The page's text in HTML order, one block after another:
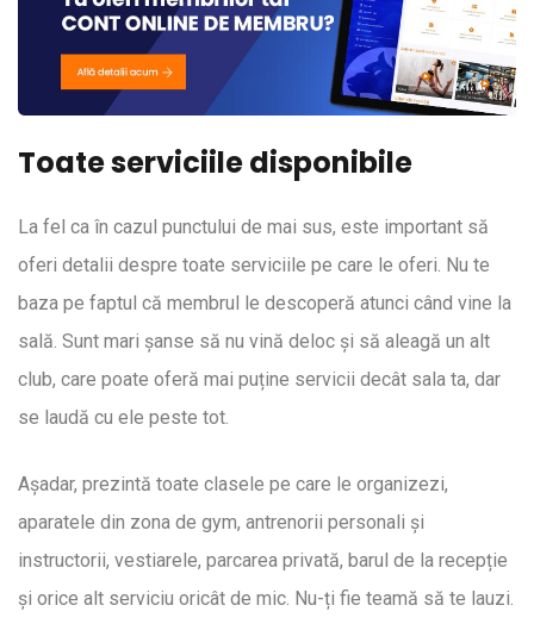
Toate serviciile disponibile
La fel ca în cazul punctului de mai sus, este important să
oferi detalii despre toate serviciile pe care le oferi. Nu te
baza pe faptul că membrul le descoperă atunci când vine la
sală. Sunt mari șanse să nu vină deloc și să aleagă un alt
club, care poate oferă mai puține servicii decât sala ta, dar
se laudă cu ele peste tot.
Așadar, prezintă toate clasele pe care le organizezi,
aparatele din zona de gym, antrenorii personali și
instructorii, vestiarele, parcarea privată, barul de la recepție
și orice alt serviciu oricât de mic. Nu-ți fie teamă să te lauzi.